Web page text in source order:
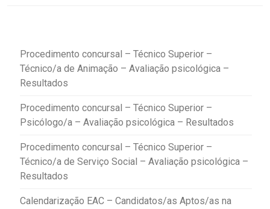
Procedimento concursal – Técnico Superior –
Técnico/a de Animação – Avaliação psicológica –
Resultados
Procedimento concursal – Técnico Superior –
Psicólogo/a – Avaliação psicológica – Resultados
Procedimento concursal – Técnico Superior –
Técnico/a de Serviço Social – Avaliação psicológica –
Resultados
Calendarização EAC – Candidatos/as Aptos/as na